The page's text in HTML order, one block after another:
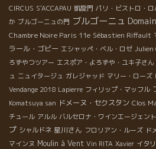
CIRCUS S'ACCAPAU 凱旋門 パリ・ビストロ・ロ
か ブルゴーニュの門 ブルゴーニュ
Chambre Noire Paris 11e Sébastien Riffault
ラール・ゴビー エシャッペ・ベル・ロゼ Julien
ろずやつツアー エスポア・よろずや・ユキ子さん
ュ ニュイタージュ ガレジャッド マリー・ローズ
Vendange 2018 Lapierre フィリップ・マッフル
Komatsuya san ドメーヌ・セクスタン Clos
チュール アルル バルセロナ・ワインエージェン
プ シャルドネ 星川さん フロリアン・ルーズ ド
マインヌ Moulin à Vent Vin RITA Xavier イタ